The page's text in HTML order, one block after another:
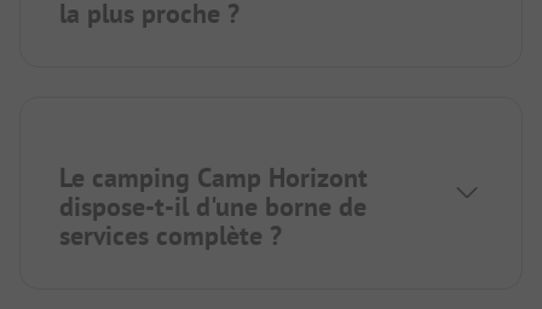
la plus proche ?
Le camping Camp Horizont
dispose-t-il d'une borne de
services complète ?